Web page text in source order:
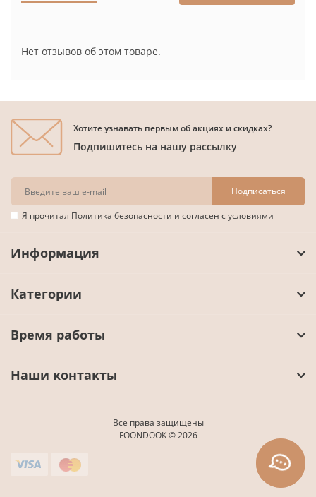
Нет отзывов об этом товаре.
Хотите узнавать первым об акциях и скидках?
Подпишитесь на нашу рассылку
Подписаться
Я прочитал Политика безопасности и согласен с условиями
Информация
Категории
Время работы
Наши контакты
Все права защищены
FOONDOOK © 2026